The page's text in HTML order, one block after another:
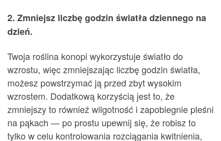
2. Zmniejsz liczbę godzin światła dziennego na
dzień.
Twoja roślina konopi wykorzystuje światło do
wzrostu, więc zmniejszając liczbę godzin światła,
możesz powstrzymać ją przed zbyt wysokim
wzrostem. Dodatkową korzyścią jest to, że
zmniejszy to również wilgotność i zapobiegnie pleśni
na pąkach — po prostu upewnij się, że robisz to
tylko w celu kontrolowania rozciągania kwitnienia,